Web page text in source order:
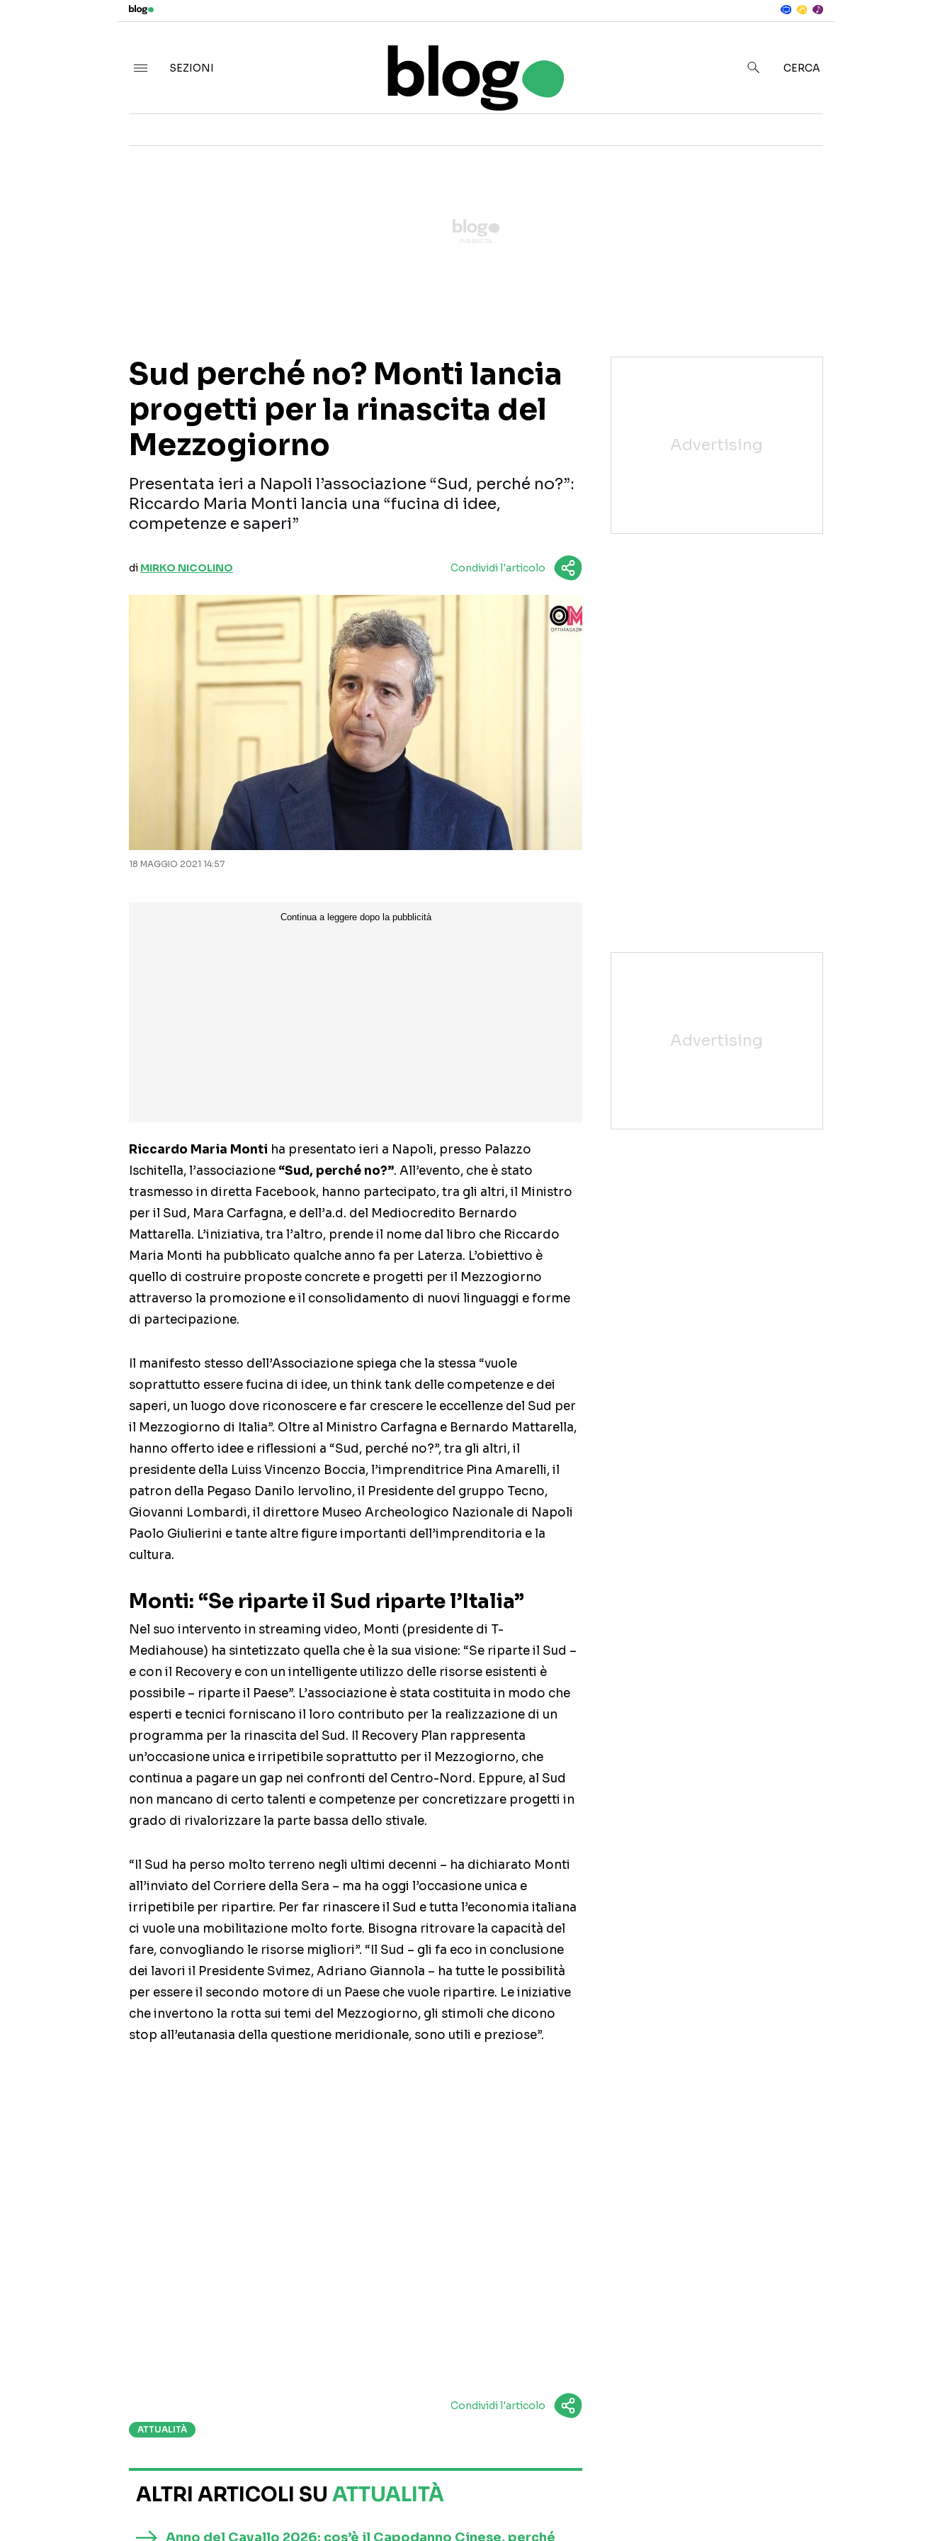
SEZIONI
CERCA
Sud perché no? Monti lancia
progetti per la rinascita del
Mezzogiorno
Presentata ieri a Napoli l’associazione “Sud, perché no?”:
Riccardo Maria Monti lancia una “fucina di idee,
competenze e saperi”
di MIRKO NICOLINO Condividi l'articolo
18 MAGGIO 2021 14:57
Riccardo Maria Monti ha presentato ieri a Napoli, presso Palazzo
Ischitella, l’associazione “Sud, perché no?”. All’evento, che è stato
trasmesso in diretta Facebook, hanno partecipato, tra gli altri, il Ministro
per il Sud, Mara Carfagna, e dell’a.d. del Mediocredito Bernardo
Mattarella. L’iniziativa, tra l’altro, prende il nome dal libro che Riccardo
Maria Monti ha pubblicato qualche anno fa per Laterza. L’obiettivo è
quello di costruire proposte concrete e progetti per il Mezzogiorno
attraverso la promozione e il consolidamento di nuovi linguaggi e forme
di partecipazione.
Il manifesto stesso dell’Associazione spiega che la stessa “vuole
soprattutto essere fucina di idee, un think tank delle competenze e dei
saperi, un luogo dove riconoscere e far crescere le eccellenze del Sud per
il Mezzogiorno di Italia”. Oltre al Ministro Carfagna e Bernardo Mattarella,
hanno offerto idee e riflessioni a “Sud, perché no?”, tra gli altri, il
presidente della Luiss Vincenzo Boccia, l’imprenditrice Pina Amarelli, il
patron della Pegaso Danilo Iervolino, il Presidente del gruppo Tecno,
Giovanni Lombardi, il direttore Museo Archeologico Nazionale di Napoli
Paolo Giulierini e tante altre figure importanti dell’imprenditoria e la
cultura.
Monti: “Se riparte il Sud riparte l’Italia”
Nel suo intervento in streaming video, Monti (presidente di T-
Mediahouse) ha sintetizzato quella che è la sua visione: “Se riparte il Sud –
e con il Recovery e con un intelligente utilizzo delle risorse esistenti è
possibile – riparte il Paese”. L’associazione è stata costituita in modo che
esperti e tecnici forniscano il loro contributo per la realizzazione di un
programma per la rinascita del Sud. Il Recovery Plan rappresenta
un’occasione unica e irripetibile soprattutto per il Mezzogiorno, che
continua a pagare un gap nei confronti del Centro-Nord. Eppure, al Sud
non mancano di certo talenti e competenze per concretizzare progetti in
grado di rivalorizzare la parte bassa dello stivale.
“Il Sud ha perso molto terreno negli ultimi decenni – ha dichiarato Monti
all’inviato del Corriere della Sera – ma ha oggi l’occasione unica e
irripetibile per ripartire. Per far rinascere il Sud e tutta l’economia italiana
ci vuole una mobilitazione molto forte. Bisogna ritrovare la capacità del
fare, convogliando le risorse migliori”. “Il Sud – gli fa eco in conclusione
dei lavori il Presidente Svimez, Adriano Giannola – ha tutte le possibilità
per essere il secondo motore di un Paese che vuole ripartire. Le iniziative
che invertono la rotta sui temi del Mezzogiorno, gli stimoli che dicono
stop all’eutanasia della questione meridionale, sono utili e preziose”.
Condividi l'articolo
ATTUALITÀ
ALTRI ARTICOLI SU ATTUALITÀ
Anno del Cavallo 2026: cos’è il Capodanno Cinese, perché